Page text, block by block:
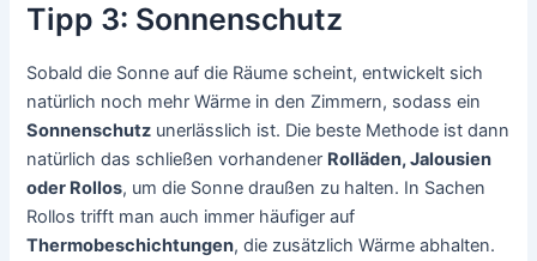
Tipp 3: Sonnenschutz
Sobald die Sonne auf die Räume scheint, entwickelt sich
natürlich noch mehr Wärme in den Zimmern, sodass ein
Sonnenschutz unerlässlich ist. Die beste Methode ist dann
natürlich das schließen vorhandener Rolläden, Jalousien
oder Rollos, um die Sonne draußen zu halten. In Sachen
Rollos trifft man auch immer häufiger auf
Thermobeschichtungen, die zusätzlich Wärme abhalten.